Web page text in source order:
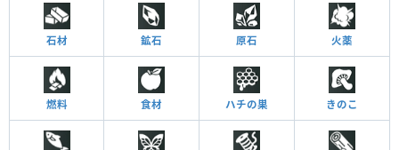
石材 鉱石 原石 火薬
燃料 食材 ハチの巣 きのこ